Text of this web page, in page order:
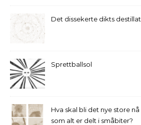
Det dissekerte dikts destillat
Sprettballsol
Hva skal bli det nye store nå
som alt er delt i småbiter?